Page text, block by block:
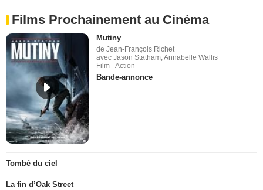
Films Prochainement au Cinéma
Mutiny
de Jean-François Richet
avec Jason Statham, Annabelle Wallis
Film - Action
Bande-annonce
Tombé du ciel
La fin d’Oak Street